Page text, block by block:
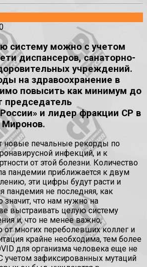
систему можно с учетом
диспансеров, санаторно-
учреждений.
на здравоохранение в
повысить как минимум до
председатель
и лидер фракции СР в
Миронов.
новые печальные рекорды по
инфекций, и к
от этой болезни. Количество
пандемии приближается к двум
эти цифры будут расти и
не последняя, как
значит, что нам нужно на
выстраивать целую систему
и, что не менее важно,
от многих переболевших коллег и
крайне необходима, тем более
для организма человека еще не
учетом зафиксированных мутаций